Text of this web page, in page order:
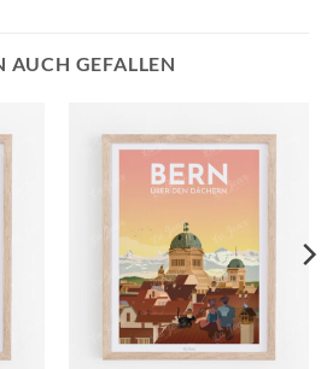
AUCH GEFALLEN